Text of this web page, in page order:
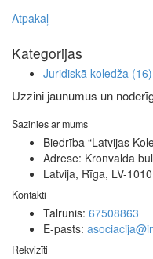
Atpakaļ
Kategorijas
Juridiskā koledža (16)
Uzzini jaunumus un
Sazinies ar mums
Biedrība “Latvijas
Adrese: Kronvalda
Latvija, Rīga, LV-1010
Kontakti
Tālrunis: 67508863
E-pasts:
Rekvizīti